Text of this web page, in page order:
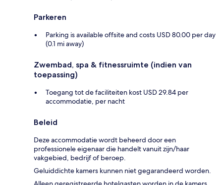
Parkeren
Parking is available offsite and costs USD 80.00 per day
(0.1 mi away)
Zwembad, spa & fitnessruimte (indien van
toepassing)
Toegang tot de faciliteiten kost USD 29.84 per
accommodatie, per nacht
Beleid
Deze accommodatie wordt beheerd door een
professionele eigenaar die handelt vanuit zijn/haar
vakgebied, bedrijf of beroep.
Geluiddichte kamers kunnen niet gegarandeerd worden.